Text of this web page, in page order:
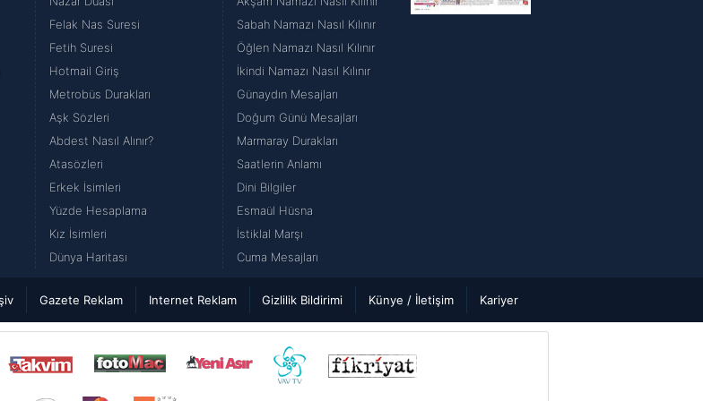
Felak Nas Suresi
Fetih Suresi
Hotmail Giriş
Metrobüs Durakları
Aşk Sözleri
Abdest Nasıl Alınır?
Atasözleri
Erkek İsimleri
Yüzde Hesaplama
Kız İsimleri
Dünya Haritası
Sabah Namazı Nasıl Kılınır
Öğlen Namazı Nasıl Kılınır
İkindi Namazı Nasıl Kılınır
Günaydın Mesajları
Doğum Günü Mesajları
Marmaray Durakları
Saatlerin Anlamı
Dini Bilgiler
Esmaül Hüsna
İstiklal Marşı
Cuma Mesajları
Gazete Reklam Internet Reklam Gizlilik Bildirimi Künye / İletişim Kariyer